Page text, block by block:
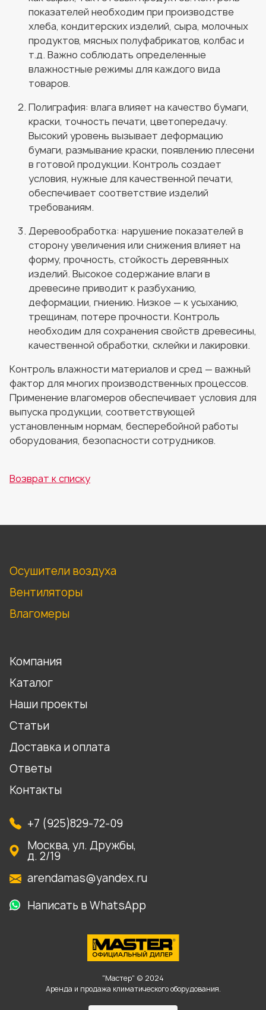
показателей необходим при производстве
хлеба, кондитерских изделий, сыра, молочных
продуктов, мясных полуфабрикатов, колбас и
т.д. Важно соблюдать определенные
влажностные режимы для каждого вида
товаров.
Полиграфия: влага влияет на качество бумаги,
краски, точность печати, цветопередачу.
Высокий уровень вызывает деформацию
бумаги, размывание краски, появлению плесени
в готовой продукции. Контроль создает
условия, нужные для качественной печати,
обеспечивает соответствие изделий
требованиям.
Деревообработка: нарушение показателей в
сторону увеличения или снижения влияет на
форму, прочность, стойкость деревянных
изделий. Высокое содержание влаги в
древесине приводит к разбуханию,
деформации, гниению. Низкое — к усыханию,
трещинам, потере прочности. Контроль
необходим для сохранения свойств древесины,
качественной обработки, склейки и лакировки.
Контроль влажности материалов и сред — важный
фактор для многих производственных процессов.
Применение влагомеров обеспечивает условия для
выпуска продукции, соответствующей
установленным нормам, бесперебойной работы
оборудования, безопасности сотрудников.
Возврат к списку
Осушители воздуха
Вентиляторы
Влагомеры
Компания
Каталог
Наши проекты
Статьи
Доставка и оплата
Ответы
Контакты
+7 (925)829-72-09
Москва, ул. Дружбы,
д. 2/19
arendamas@yandex.ru
Написать в WhatsApp
"Мастер" © 2024
Аренда и продажа климатического оборудования.